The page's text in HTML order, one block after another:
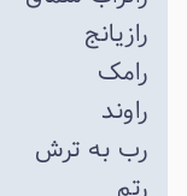
رازیانج
رامک
راوند
رب به ‌ترش
رتم